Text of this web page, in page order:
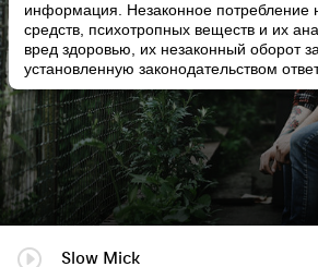
информация. Незаконное потребление
средств, психотропных веществ и их
вред здоровью, их незаконный оборот
установленную законодательством
Slow Mick
Blawan
Slow Mick